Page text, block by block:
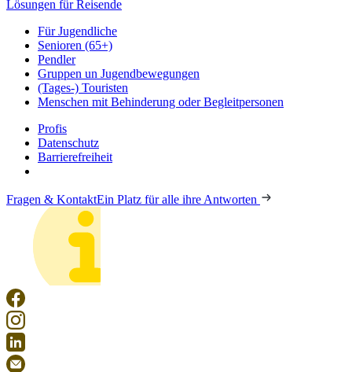
Lösungen für Reisende
Für Jugendliche
Senioren (65+)
Pendler
Gruppen un Jugendbewegungen
(Tages-) Touristen
Menschen mit Behinderung oder Begleitpersonen
Profis
Datenschutz
Barrierefreiheit
Fragen & KontaktEin Platz für alle ihre Antworten